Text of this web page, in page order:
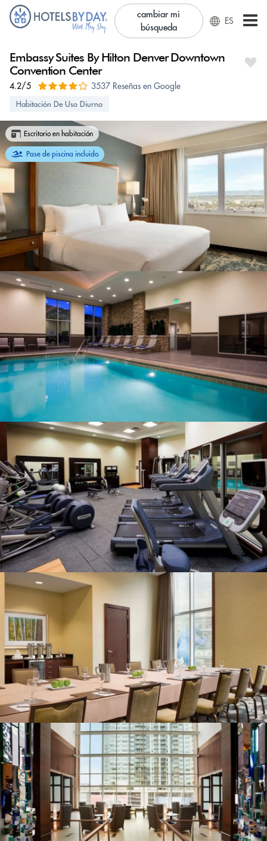
cambiar mi
búsqueda
ES
Embassy Suites By Hilton Denver Downtown
Convention Center
4.2/5 3537 Reseñas en Google
Habitación De Uso Diurno
Escritorio en habitación
Pase de piscina incluido